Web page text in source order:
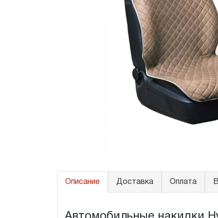
Описание Доставка Оплата